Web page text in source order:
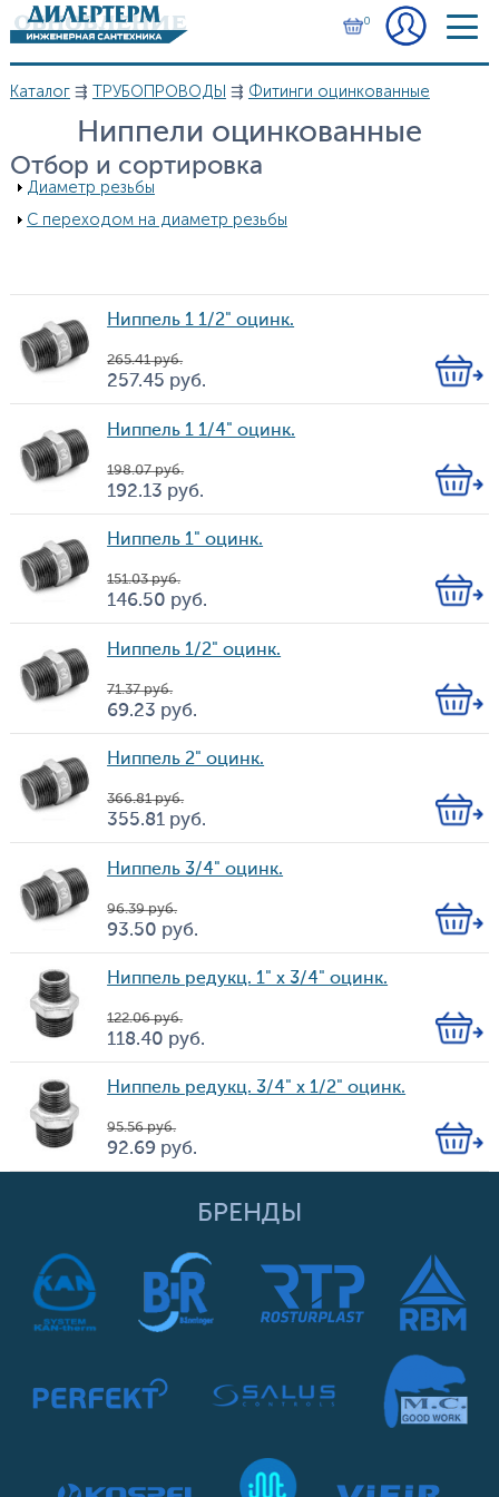
Перейти к основному содержанию
0
Вы здесь
Каталог⇶ ТРУБОПРОВОДЫ ⇶ Фитинги оцинкованные
Ниппели оцинкованные
Отбор и сортировка
Показать
Диаметр резьбы
Показать
С переходом на диаметр резьбы
Ниппель 1 1/2" оцинк.
Цена
265.41 руб.
257.45 руб.
Кол-
во
Ниппель 1 1/4" оцинк.
Цена
198.07 руб.
192.13 руб.
Кол-
во
Ниппель 1" оцинк.
Цена
151.03 руб.
146.50 руб.
Кол-
во
Ниппель 1/2" оцинк.
Цена
71.37 руб.
69.23 руб.
Кол-
во
Ниппель 2" оцинк.
Цена
366.81 руб.
355.81 руб.
Кол-
во
Ниппель 3/4" оцинк.
Цена
96.39 руб.
93.50 руб.
Кол-
во
Ниппель редукц. 1" х 3/4" оцинк.
Цена
122.06 руб.
118.40 руб.
Кол-
во
Ниппель редукц. 3/4" х 1/2" оцинк.
Цена
95.56 руб.
92.69 руб.
Кол-
во
БРЕНДЫ